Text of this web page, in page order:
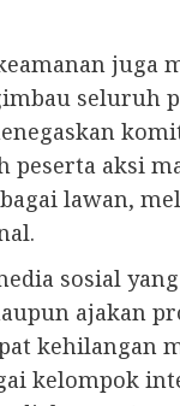
juga
seluruh
peserta aksi
lawan,
sosial
ajakan
kehilangan
kelompok